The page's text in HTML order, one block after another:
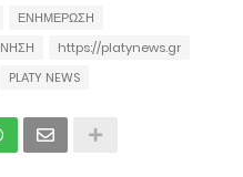
ΕΝΗΜΕΡΩΣΗ
https://platynews.gr
PLATY NEWS